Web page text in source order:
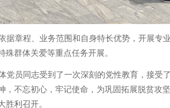
据章程、业务范围和自身特长优势，开展专
群体关爱等重点任务开展。
党员同志受到了一次深刻的党性教育，接受
，不忘初心，牢记使命， 为巩固拓展脱贫攻坚
胜利召开。